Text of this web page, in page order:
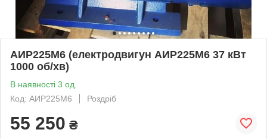
АИР225М6 (електродвигун АИР225М6 37 кВт
1000 об/хв)
В наявності 3 од.
Код: АИР225М6
Роздріб
55 250 ₴